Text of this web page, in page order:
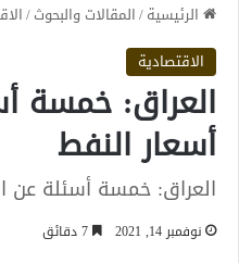
الرئيسية/المقالات والبحوث/
الاقتصادية
العراق: خمسة
أسعار النفط
العراق: خمسة أسئلة عن
نوفمبر 14, 2021